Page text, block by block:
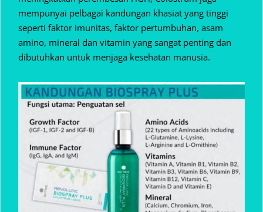
mempunyai pelbagai kandungan khasiat yang tinggi
seperti faktor imunitas, faktor pertumbuhan, asam
amino, mineral dan vitamin yang sangat penting dan
dibutuhkan untuk menjaga kesehatan manusia.